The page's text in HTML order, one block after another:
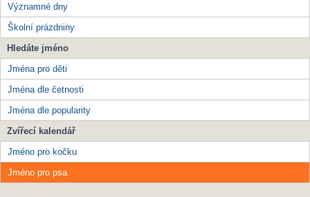
Významné dny
Školní prázdniny
Hledáte jméno
Jména pro děti
Jména dle četnosti
Jména dle popularity
Zvířecí kalendář
Jméno pro kočku
Jméno pro psa